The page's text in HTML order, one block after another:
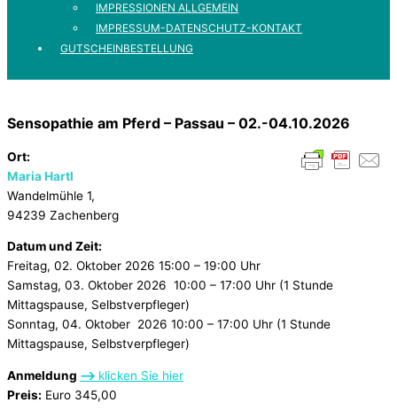
IMPRESSIONEN ALLGEMEIN
IMPRESSUM-DATENSCHUTZ-KONTAKT
GUTSCHEINBESTELLUNG
Sensopathie am Pferd – Passau – 02.-04.10.2026
Ort:
Maria Hartl
Wandelmühle 1,
94239 Zachenberg
Datum und Zeit:
Freitag, 02. Oktober 2026 15:00 – 19:00 Uhr
Samstag, 03. Oktober 2026 10:00 – 17:00 Uhr (1 Stunde
Mittagspause, Selbstverpfleger)
Sonntag, 04. Oktober 2026 10:00 – 17:00 Uhr (1 Stunde
Mittagspause, Selbstverpfleger)
Anmeldung –> klicken Sie hier
Preis: Euro 345,00